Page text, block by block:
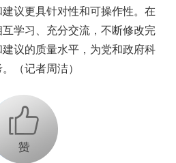
议更具针对性和可操作性。在
学习、充分交流，不断修改完
议的质量水平，为党和政府科
（记者周洁）
+1